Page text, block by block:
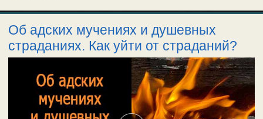
Об адских мучениях и душевных
страданиях. Как уйти от страданий?